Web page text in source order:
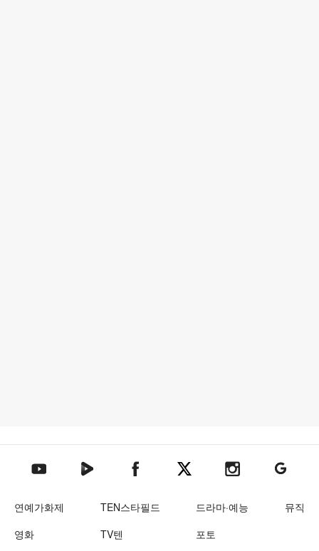
텐아시아 유튜브텐아시아 네이버TV텐아시아 페이스북텐아시아 엑스텐아시아 인스타그램
텐아시아
연예가화제 TEN스타필드 드라마·예능
뮤직
영화
TV텐 포토